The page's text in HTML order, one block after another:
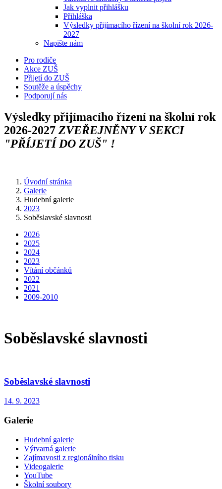
Jak vyplnit přihlášku
Přihláška
Výsledky přijímacího řízení na školní rok 2026-
2027
Napište nám
Pro rodiče
Akce ZUŠ
Přijetí do ZUŠ
Soutěže a úspěchy
Podporují nás
Výsledky přijímacího řízení na školní rok
2026-2027 ZVEŘEJNĚNY V SEKCI
"PŘÍJETÍ DO ZUŠ" !
Úvodní stránka
Galerie
Hudební galerie
2023
Soběslavské slavnosti
2026
2025
2024
2023
Vítání občánků
2022
2021
2009-2010
Soběslavské slavnosti
Soběslavské slavnosti
14. 9. 2023
Galerie
Hudební galerie
Výtvarná galerie
Zajímavosti z regionálního tisku
Videogalerie
YouTube
Školní soubory